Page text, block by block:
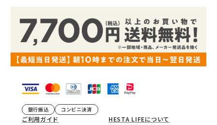
銀行振込 コンビニ決済
ご利用ガイド HESTA LIFEについて